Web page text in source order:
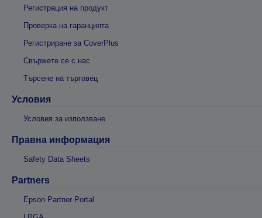
Регистрация на продукт
Проверка на гаранцията
Регистриране за CoverPlus
Свържете се с нас
Търсене на търговец
Условия
Условия за използване
Правна информация
Safety Data Sheets
Partners
Epson Partner Portal